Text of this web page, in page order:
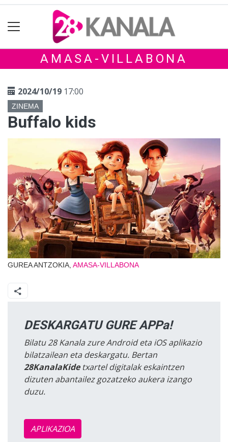
AMASA-VILLABONA
2024/10/19 17:00
ZINEMA
Buffalo kids
GUREA ANTZOKIA, AMASA-VILLABONA
DESKARGATU GURE APPa!
Bilatu 28 Kanala zure Android eta iOS aplikazio
bilatzailean eta deskargatu. Bertan
28KanalaKidetxartel digitalak eskaintzen
dizuten abantailez gozatzeko aukera izango
duzu.
APLIKAZIOA